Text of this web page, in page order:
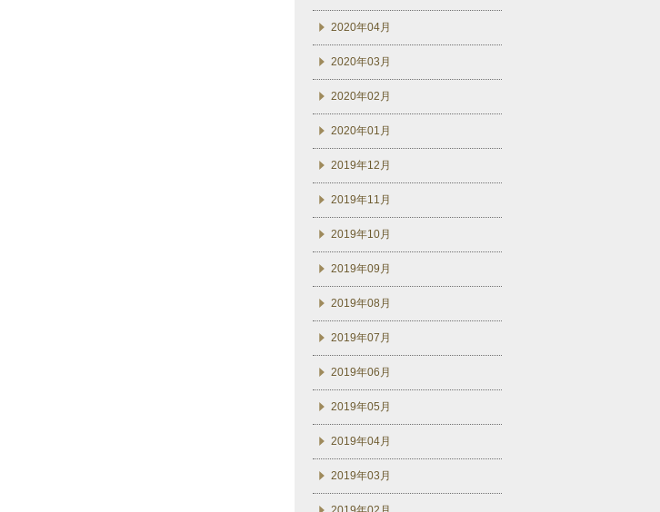
2020年04月
2020年03月
2020年02月
2020年01月
2019年12月
2019年11月
2019年10月
2019年09月
2019年08月
2019年07月
2019年06月
2019年05月
2019年04月
2019年03月